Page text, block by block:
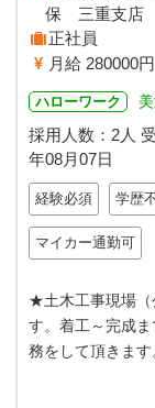
保 三重支店
正社員
月給 280000
ハローワーク
採用人数：2人
年08月07日
経験必須 学歴
マイカー通勤可
★土木工事現場（
す。着工～完成
務をして頂きます